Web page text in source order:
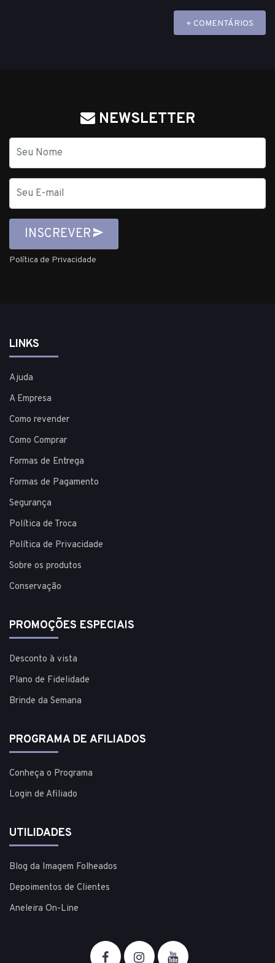
+ COMENTÁRIOS
NEWSLETTER
mail
INSCREVER
Política de Privacidade
LINKS
Ajuda
A Empresa
Como revender
Como Comprar
Formas de Entrega
Formas de Pagamento
Segurança
Política de Troca
Política de Privacidade
Sobre os produtos
Conservação
PROMOÇÕES ESPECIAIS
Desconto à vista
Plano de Fidelidade
Brinde da Semana
PROGRAMA DE AFILIADOS
Conheça o Programa
Login de Afiliado
UTILIDADES
Blog da Imagem Folheados
Depoimentos de Clientes
Aneleira On-Line